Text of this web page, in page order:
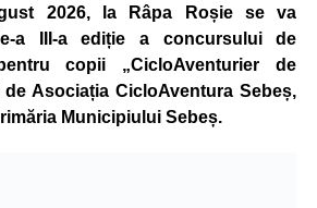
2026, la Râpa Roșie se va
a III-a ediție a concursului de
copii „CicloAventurier de
de Asociația CicloAventura Sebeș,
Municipiului Sebeș.